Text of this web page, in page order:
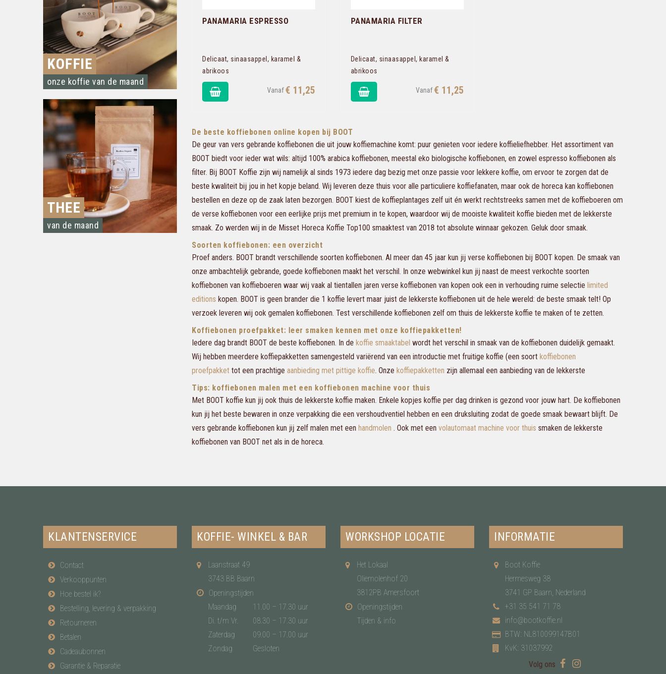
PANAMARIA ESPRESSO
Delicaat, sinaasappel, karamel &
abrikoos
€ 11,25
PANAMARIA FILTER
Delicaat, sinaasappel, karamel &
abrikoos
€ 11,25
De beste koffiebonen online kopen bij BOOT
De geur van vers gebrande koffiebonen die uit jouw koffiemachine komt: puur genieten voor iedere koffieliefhebber. Het assortiment van
BOOT biedt voor ieder wat wils: altijd 100% arabica koffiebonen, meestal eko biologische koffiebonen, en zowel espresso koffiebonen als
filter. Bij BOOT Koffie zijn wij namelijk al sinds 1973 iedere dag bezig met onze passie voor lekkere koffie, om ervoor te zorgen dat de
beste kwaliteit bij jou in het kopje beland. Wij leveren deze thuis voor alle particuliere koffiefanaten, maar ook de horeca kan koffiebonen
bestellen en deze op de zaak laten bezorgen. BOOT kiest de koffieplantages zelf uit én werkt rechtstreeks samen met de koffieboeren om
de verse koffiebonen voor een eerlijke prijs met premium in te kopen, waardoor wij de mooiste kwaliteit koffie bieden met de lekkerste
smaak. Zo werden wij in de Misset Horeca Koffie Top100 smaaktest van 2018 tot absolute winnaar gekozen. Geluk door smaak.
Soorten koffiebonen: een overzicht
Proef anders. BOOT brandt verschillende soorten koffiebonen. Al meer dan 45 jaar kun jij verse koffiebonen bij BOOT kopen. De smaak van
onze ambachtelijk gebrande, goede koffiebonen maakt het verschil. In onze webwinkel kun jij naast de meest verkochte soorten
koffiebonen van koffieboeren waar wij vaak al tientallen jaren verse koffiebonen van kopen ook een in verhouding ruime selectie limited
editions kopen. BOOT is geen brander die 1 koffie levert maar juist de lekkerste koffiebonen uit de hele wereld: de beste smaak telt! Op
verzoek leveren wij ook gemalen koffiebonen. Test verschillende koffiebonen zelf om thuis de lekkerste koffie te maken of te zetten.
Koffiebonen proefpakket: leer smaken kennen met onze koffiepakketten!
Iedere dag brandt BOOT de beste koffiebonen. In de koffie smaaktabel wordt het verschil in smaak van de koffiebonen duidelijk gemaakt.
Wij hebben meerdere koffiepakketten samengesteld variërend van een introductie met fruitige koffie (een soort koffiebonen
proefpakket tot een prachtige aanbieding met pittige koffie. Onze koffiepakketten zijn allemaal een aanbieding van de lekkerste
Tips: koffiebonen malen met een koffiebonen machine voor thuis
Met BOOT koffie kun jij ook thuis de lekkerste koffie maken. Enkele kopjes koffie per dag drinken is gezond voor jouw hart. De koffiebonen
kun jij het beste bewaren in onze verpakking die een vershoudventiel hebben en een druksluiting zodat de goede smaak bewaart blijft. De
vers gebrande koffiebonen kun jij zelf malen met een handmolen . Ook met een volautomaat machine voor thuis smaken de lekkerste
koffiebonen van BOOT net als in de horeca.
KOFFIE
onze koffie van de maand
THEE
van de maand
KLANTENSERVICE
Contact
Verkooppunten
Hoe bestel ik?
Bestelling, levering & verpakking
Retourneren
Betalen
Cadeaubonnen
Garantie & Reparatie
KOFFIE- WINKEL & BAR
Laanstraat 49
3743 BB Baarn
Openingstijden
Maandag
11.00 – 17.30 uur
Di. t/m Vr.
08.30 – 17.30 uur
Zaterdag
09.00 – 17.00 uur
Zondag
Gesloten
WORKSHOP LOCATIE
Het Lokaal
Oliemolenhof 20
3812PB Amersfoort
Openingstijden
Tijden & info
INFORMATIE
Boot Koffie
Hermesweg 38
3741 GP Baarn, Nederland
+31 35 541 71 78
info@bootkoffie.nl
BTW: NL810099147B01
KvK: 31037992
Volg ons